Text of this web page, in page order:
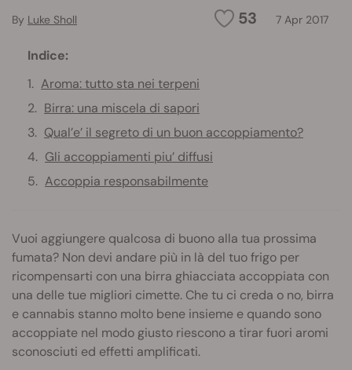
53 7 Apr 2017
By Luke Sholl
Indice:
Aroma: tutto sta nei terpeni
Birra: una miscela di sapori
Qual’e’ il segreto di un buon accoppiamento?
Gli accoppiamenti piu’ diffusi
Accoppia responsabilmente
Vuoi aggiungere qualcosa di buono alla tua prossima
fumata? Non devi andare più in là del tuo frigo per
ricompensarti con una birra ghiacciata accoppiata con
una delle tue migliori cimette. Che tu ci creda o no, birra
e cannabis stanno molto bene insieme e quando sono
accoppiate nel modo giusto riescono a tirar fuori aromi
sconosciuti ed effetti amplificati.